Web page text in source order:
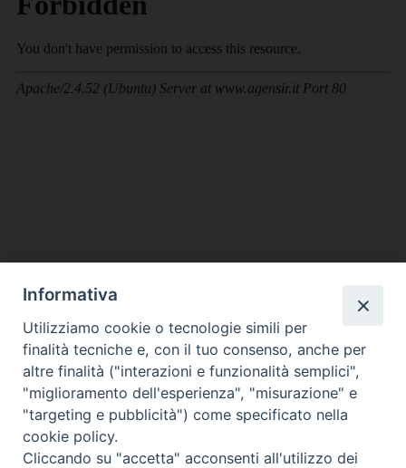
DIOCESI SUBURBICARIA DI ALBANO
Contatti:Tel.: 06.93268401 - Fax.: 06.9323844
E-mail:curia@diocesidialbano.it
Orari: dal Lunedì al Venerdì Ore: 9:00 - 13:00
Informativa
Utilizziamo cookie o tecnologie simili per
finalità tecniche e, con il tuo consenso, anche per
altre finalità ("interazioni e funzionalità semplici",
"miglioramento dell'esperienza", "misurazione" e
"targeting e pubblicità") come specificato nella
cookie policy.
Cliccando su "accetta" acconsenti all'utilizzo dei